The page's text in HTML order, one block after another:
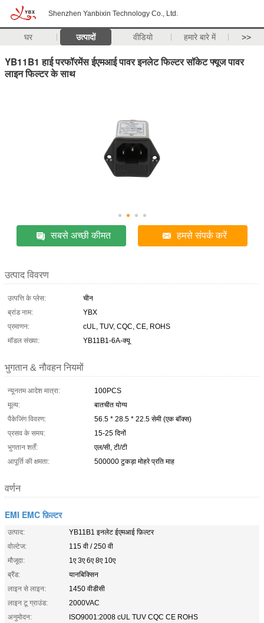
Shenzhen Yanbixin Technology Co., Ltd.
घर उत्पादों वीडियो हमारे बारे में >>
YB11B1 हाई परफॉरमेंस ईएमआई पावर इनलेट फिल्टर सॉकेट फ्यूज पावर
लाइन फिल्टर के साथ
सबसे अच्छी कीमत हमसे संपर्क करें
उत्पाद विवरण
उत्पत्ति के प्लेस:
चीन
ब्रांड नाम:
YBX
प्रमाणन:
cUL, TUV, CQC, CE, ROHS
मॉडल संख्या:
YB11B1-6A-क्यू
भुगतान & नौवहन नियमों
न्यूनतम आदेश मात्रा:
100PCS
मूल्य:
बातचीत योग्य
पैकेजिंग विवरण:
56.5 * 28.5 * 22.5 सेमी (एक बॉक्स)
प्रसव के समय:
15-25 दिनों
भुगतान शर्तें:
एल/सी, टी/टी
आपूर्ति की क्षमता:
500000 टुकड़ा मोहरे प्रति माह
वर्णन
EMI EMC फ़िल्टर
उत्पाद:
YB11B1 इनलेट ईएमआई फ़िल्टर
वोल्टेज:
115 वी / 250 वी
मौजूदा:
1ए 3ए 6ए 8ए 10ए
ब्रैंड:
यानबिक्सिन
लाइन से लाइन:
1450 वीडीसी
लाइन टू ग्राउंड:
2000VAC
अनुमोदन:
ISO9001:2008 cUL TUV CQC CE ROHS